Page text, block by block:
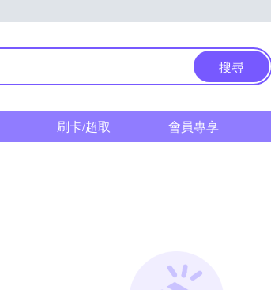
搜尋
刷卡/超取 會員專享